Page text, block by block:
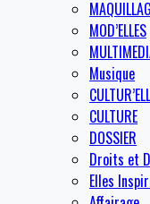
MOD’ELLES
Musique
CULTURE
DOSSIER
Droits et
Elles